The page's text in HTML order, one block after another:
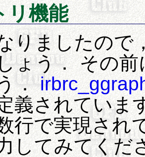
リ機能
りましたので
ょう． その
．
義されていま
行で実現され
してみてくだ